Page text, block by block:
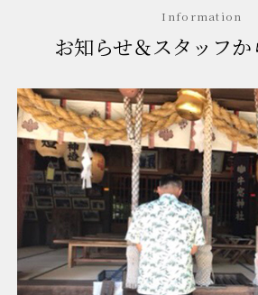
お知らせ＆スタッフか
Information